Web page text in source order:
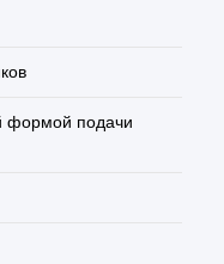
формой подачи